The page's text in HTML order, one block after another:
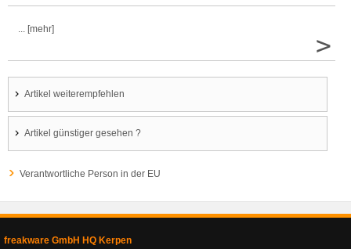
... [mehr]
>
Artikel weiterempfehlen
Artikel günstiger gesehen ?
Verantwortliche Person in der EU
freakware GmbH HQ Kerpen